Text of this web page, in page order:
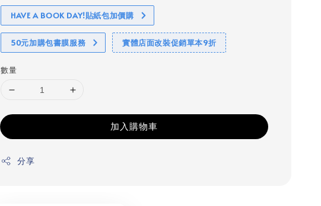
HAVE A BOOK DAY!貼紙包加價購
50元加購包書膜服務 實體店面改裝促銷單本9折
數量
加入購物車
分享